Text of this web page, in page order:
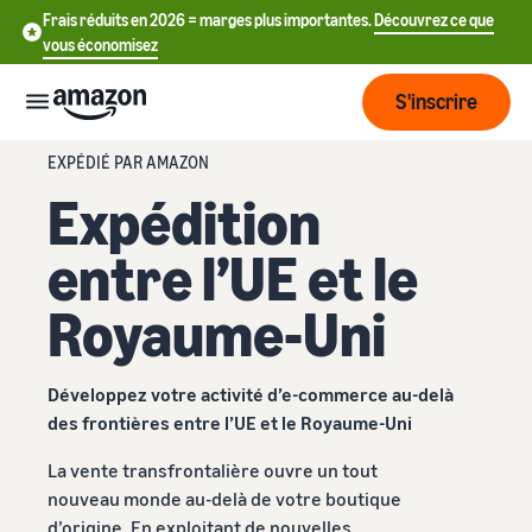
Frais réduits en 2026 = marges plus importantes.Découvrez ce que
vous économisez
Commencez
à vendre
sur Amazon
Comment devenir un
vendeur Amazon
Créez votre compte
vendeur
Expédier
Vue
d'ensemble
de la
logistique
Expédié par Amazon
Externalisez la gestion des
Grandir
Touchez
clients
Tarification
Connaître
Apprendre
中
文
English
S'inscrire
EXPÉDIÉ PAR AMAZON
Expédition
entre l’UE et le
Royaume-Uni
Développez votre activité d’e-commerce au-delà
des frontières entre l’UE et le Royaume-Uni
La vente transfrontalière ouvre un tout
nouveau monde au-delà de votre boutique
d’origine. En exploitant de nouvelles